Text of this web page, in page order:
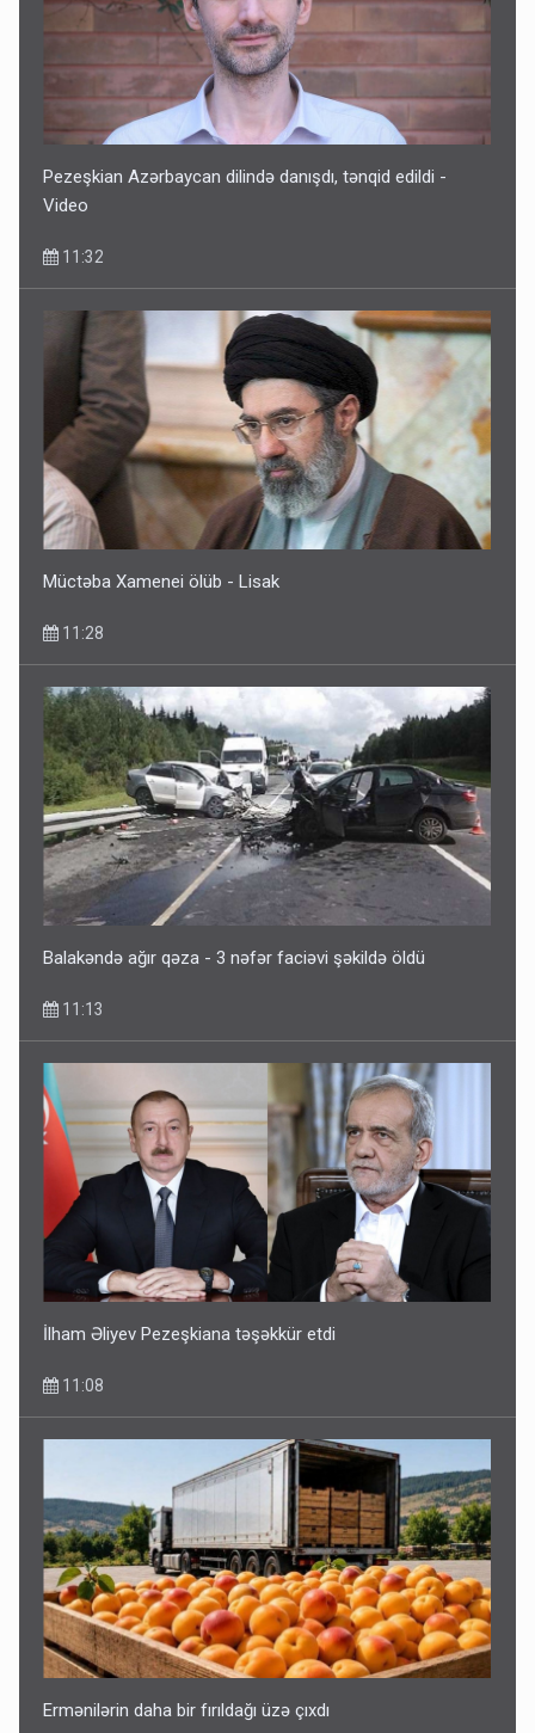
Pezeşkian Azərbaycan dilində danışdı, tənqid edildi -
Video
11:32
Müctəba Xamenei ölüb - Lisak
11:28
Balakəndə ağır qəza - 3 nəfər faciəvi şəkildə öldü
11:13
İlham Əliyev Pezeşkiana təşəkkür etdi
11:08
Ermənilərin daha bir fırıldağı üzə çıxdı